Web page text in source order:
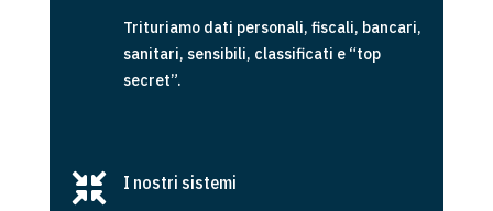
Trituriamo dati personali, fiscali, bancari,
sanitari, sensibili, classificati e “top
secret”.
 I nostri sistemi